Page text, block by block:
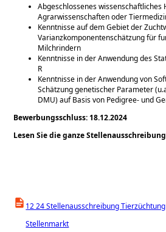
Abgeschlossenes wissenschaftliches
Agrarwissenschaften oder
Kenntnisse auf dem Gebiet der
Varianzkomponentenschätzung für
Milchrindern
Kenntnisse in der Anwendung des
R
Kenntnisse in der Anwendung von
Schätzung genetischer Parameter
DMU) auf Basis von Pedigree- und
Bewerbungsschluss: 18.12.2024
Lesen Sie die ganze
12 24 Stellenausschreibung
Stellenmarkt